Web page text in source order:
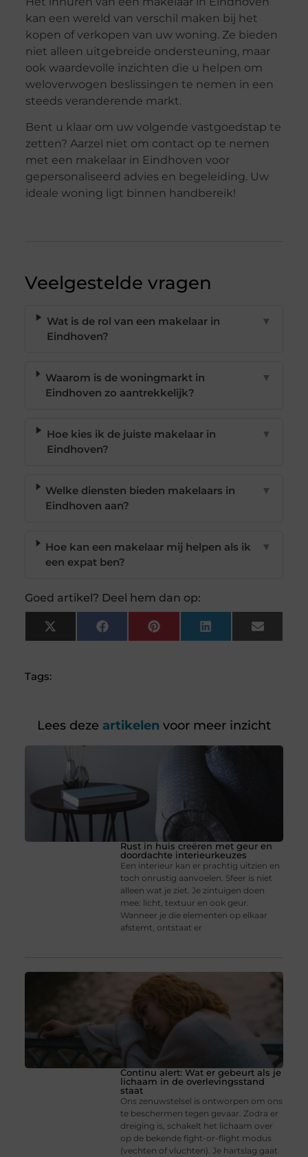
kan een wereld van verschil maken bij het
kopen of verkopen van uw woning. Ze bieden
niet alleen uitgebreide ondersteuning, maar
ook waardevolle inzichten die u helpen om
weloverwogen beslissingen te nemen in een
steeds veranderende markt.
Bent u klaar om uw volgende vastgoedstap te
zetten? Aarzel niet om contact op te nemen
met een makelaar in Eindhoven voor
gepersonaliseerd advies en begeleiding. Uw
ideale woning ligt binnen handbereik!
Veelgestelde vragen
Wat is de rol van een makelaar in
Eindhoven?
▼
Waarom is de woningmarkt in
Eindhoven zo aantrekkelijk?
▼
Hoe kies ik de juiste makelaar in
Eindhoven?
▼
Welke diensten bieden makelaars in
Eindhoven aan?
▼
Hoe kan een makelaar mij helpen als ik
een expat ben?
▼
Goed artikel? Deel hem dan op:
X
(Twitter)
FacebookPinterest LinkedIn Email
Tags:
Lees deze artikelen voor meer inzicht
Rust in huis creëren met geur en
doordachte interieurkeuzes
Een interieur kan er prachtig uitzien en
toch onrustig aanvoelen. Sfeer is niet
alleen wat je ziet. Je zintuigen doen
mee: licht, textuur en ook geur.
Wanneer je die elementen op elkaar
afstemt, ontstaat er
Continu alert: Wat er gebeurt als je
lichaam in de overlevingsstand
staat
Ons zenuwstelsel is ontworpen om ons
te beschermen tegen gevaar. Zodra er
dreiging is, schakelt het lichaam over
op de bekende fight-or-flight modus
(vechten of vluchten). Je hartslag gaat